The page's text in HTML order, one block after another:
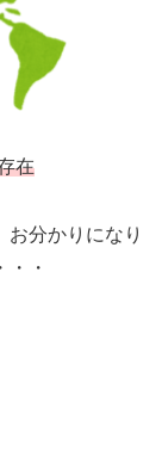
在
お分かりになり
・・